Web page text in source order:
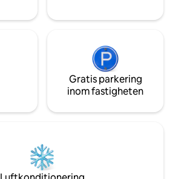
Gratis parkering
inom fastigheten